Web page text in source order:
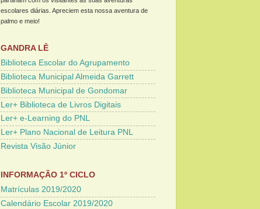
escolares diárias. Apreciem esta nossa aventura de
palmo e meio!
GANDRA LÊ
Biblioteca Escolar do Agrupamento
Biblioteca Municipal Almeida Garrett
Biblioteca Municipal de Gondomar
Ler+ Biblioteca de Livros Digitais
Ler+ e-Learning do PNL
Ler+ Plano Nacional de Leitura PNL
Revista Visão Júnior
INFORMAÇÃO 1º CICLO
Matrículas 2019/2020
Calendário Escolar 2019/2020